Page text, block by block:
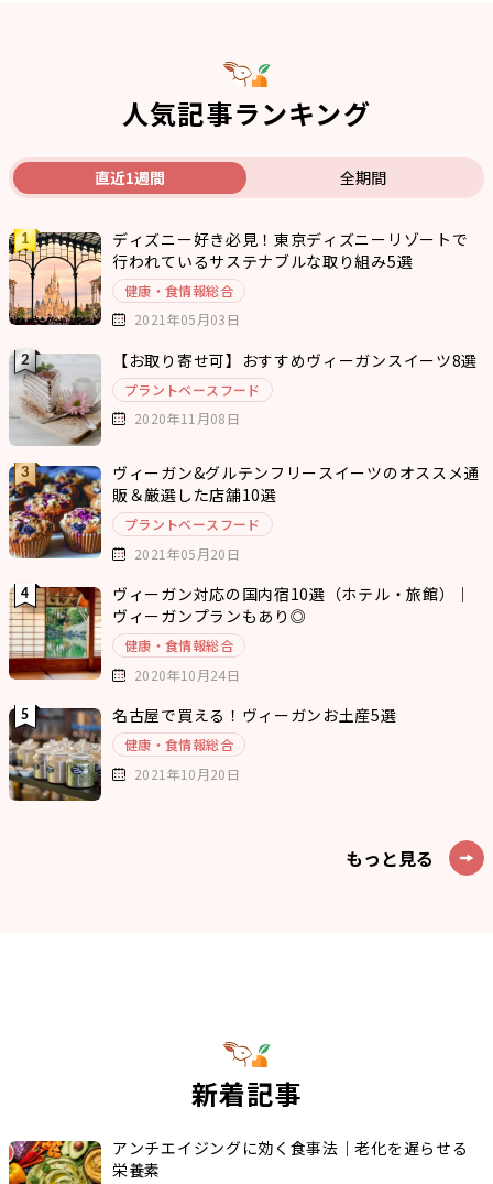
人気記事ランキング
直近1週間 全期間
ディズニー好き必見！東京ディズニーリゾートで
行われているサステナブルな取り組み5選
健康・食情報総合
2021年05月03日
【お取り寄せ可】おすすめヴィーガンスイーツ8選
プラントベースフード
2020年11月08日
ヴィーガン&グルテンフリースイーツのオススメ通
販＆厳選した店舗10選
プラントベースフード
2021年05月20日
ヴィーガン対応の国内宿10選（ホテル・旅館）｜
ヴィーガンプランもあり◎
健康・食情報総合
2020年10月24日
名古屋で買える！ヴィーガンお土産5選
健康・食情報総合
2021年10月20日
もっと見る
新着記事
アンチエイジングに効く食事法｜老化を遅らせる
栄養素